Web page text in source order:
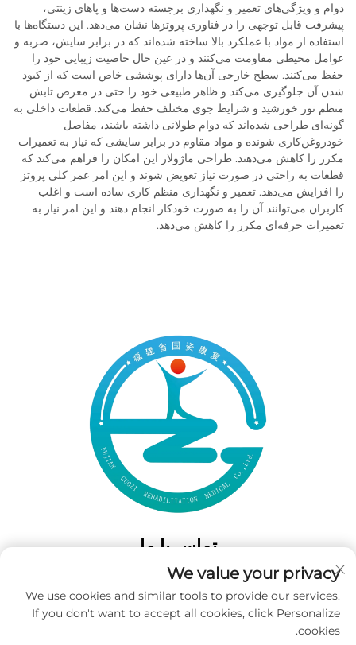
دوام و ویژگی‌های تعمیر و نگهداری برجسته دست‌ها و پاهای زینتی،
پیشرفت قابل توجهی را در فناوری پروتزها نشان می‌دهد. این دستگاه‌ها با
استفاده از مواد با عملکرد بالا ساخته شده‌اند که در برابر سایش، ضربه و
عوامل محیطی مقاومت می‌کنند و در عین حال خاصیت زیبایی خود را
حفظ می‌کنند. سطح خارجی آن‌ها دارای پوششی خاص است که از کبود
شدن آن جلوگیری می‌کند و ظاهر طبیعی خود را حتی در معرض تابش
منظم نور خورشید و شرایط جوی مختلف حفظ می‌کند. قطعات داخلی به
گونه‌ای طراحی شده‌اند که دوام طولانی داشته باشند، مفاصل
خودروغن‌کاری شونده و مواد مقاوم در برابر سایشی که نیاز به تعمیرات
مکرر را کاهش می‌دهند. طراحی ماژولار این امکان را فراهم می‌کند که
قطعات به راحتی در صورت نیاز تعویض شوند و این امر عمر کلی پروتز
را افزایش می‌دهد. تعمیر و نگهداری منظم کاری ساده است و اغلب
کاربران می‌توانند آن را به صورت خودکار انجام دهند و این امر نیاز به
تعمیرات حرفه‌ای مکرر را کاهش می‌دهد.
تماس با ما
Add: 50 Gaofeng South Lane، West GateFuzhou، Fujian، چین
تلفن:‎+86-19859128239‎
ایمیل:
We value your privacy
We use cookies and similar tools to provide our services.
If you don't want to accept all cookies, click Personalize
cookies.